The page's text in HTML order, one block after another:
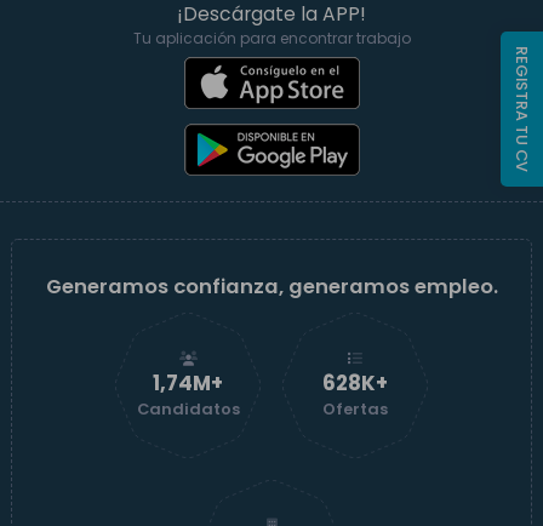
¡Descárgate la APP!
Tu aplicación para encontrar trabajo
Generamos confianza, generamos empleo.
1,74M+
Candidatos
629K+
Ofertas
REGISTRA TU CV